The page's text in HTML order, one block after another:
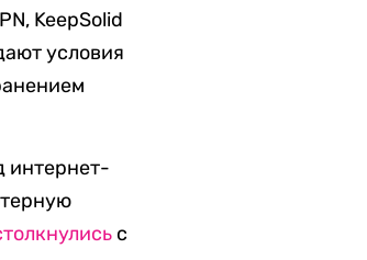
KeepSolid
условия
интернет-
с